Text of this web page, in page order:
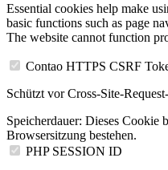
Essential cookies help make
basic functions such as page
The website cannot function
Contao HTTPS CSRF
Schützt vor Cross-Site-
Speicherdauer: Dieses Cookie
Browsersitzung bestehen.
PHP SESSION ID